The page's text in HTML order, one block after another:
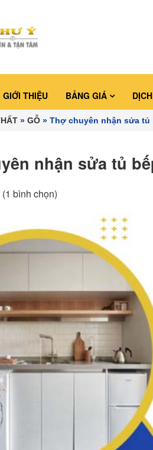
GIỚI THIỆU BẢNG GIÁ
» GỖ » Thợ chuyên nhận sửa tủ
nhận sửa tủ
(1 bình chọn)